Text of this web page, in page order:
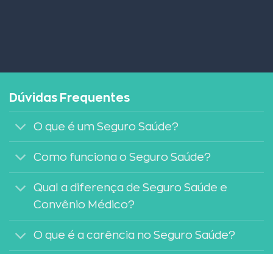
Dúvidas Frequentes
O que é um Seguro Saúde?
Como funciona o Seguro Saúde?
Qual a diferença de Seguro Saúde e
Convênio Médico?
O que é a carência no Seguro Saúde?